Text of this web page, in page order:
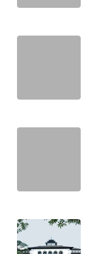
TAPANULI
TANJUNG
SIMALUNGUN